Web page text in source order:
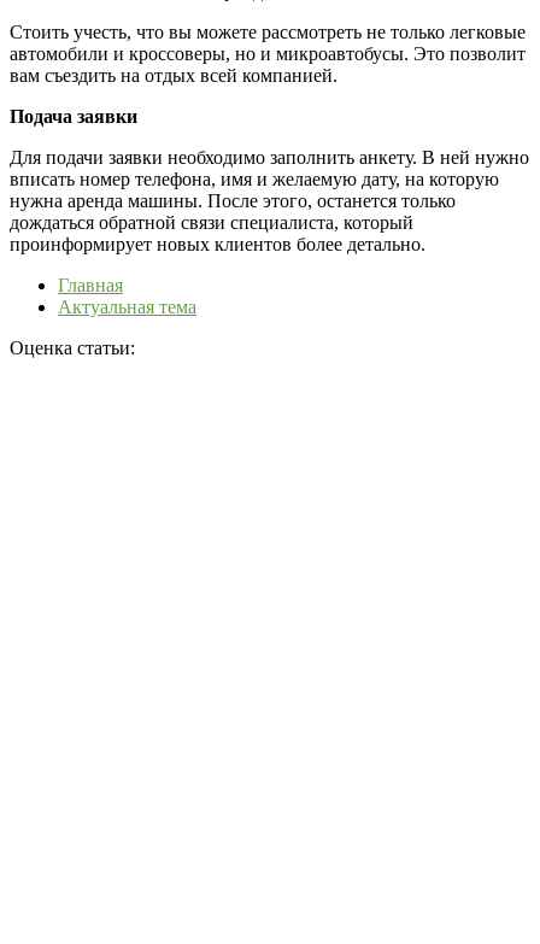
Стоить учесть, что вы можете рассмотреть не только легковые
автомобили и кроссоверы, но и микроавтобусы. Это позволит
вам съездить на отдых всей компанией.
Подача заявки
Для подачи заявки необходимо заполнить анкету. В ней нужно
вписать номер телефона, имя и желаемую дату, на которую
нужна аренда машины. После этого, останется только
дождаться обратной связи специалиста, который
проинформирует новых клиентов более детально.
Главная
Актуальная тема
Оценка статьи: